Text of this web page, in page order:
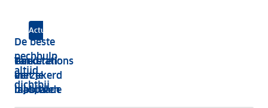
De beste
pechhulp,
altijd
dichtbij
Eenvoudig en met korting
Parkeren
met je
mobiel
ANWB Autoverzekeringen
Goed
verzekerd
bij schade
Actuele prijzen en beschikbaarheid
Tankstations
en
laadpalen